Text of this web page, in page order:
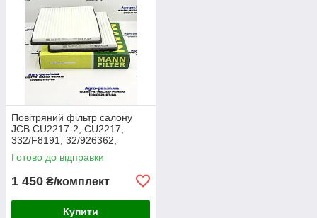
Повітряний фільтр салону
JCB CU2217-2, CU2217,
332/F8191, 32/926362,
30/926362, AA2983, CA-
43030, SC60055, SKL46354,
Готово до відправки
1 450 ₴/комплект
Купити